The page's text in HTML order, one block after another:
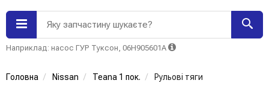
Яку запчастину шукаєте?
Наприклад: насос ГУР Туксон, 06H905601A
Головна Nissan Teana 1 пок. Рульові тяги